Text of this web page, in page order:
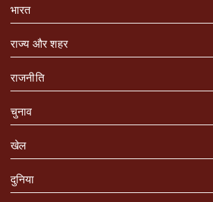
भारत
राज्य और शहर
राजनीति
चुनाव
खेल
दुनिया